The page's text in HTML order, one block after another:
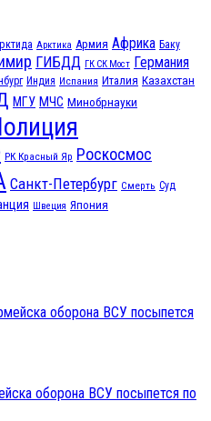
Арктика Армия Африка Баку
ГИБДД ГК СК Мост Германия
Индия Испания Италия Казахстан
МГУ МЧС Минобрнауки
РК Красный Яр Роскосмос
Санкт-Петербург Смерть Суд
Швеция Япония
оборона ВСУ посыпется по